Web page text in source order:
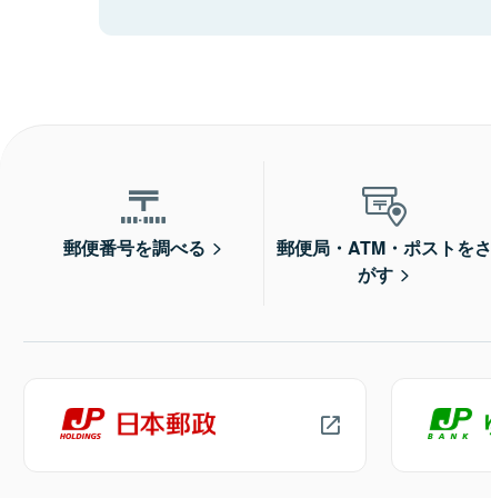
郵便番号を調べる
郵便局・ATM・ポストをさ
がす